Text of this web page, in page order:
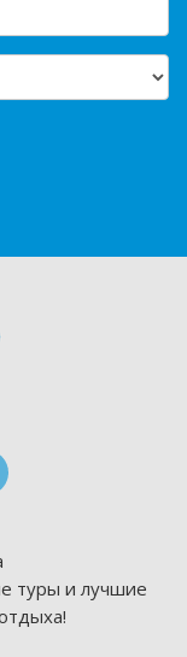
туры и лучшие